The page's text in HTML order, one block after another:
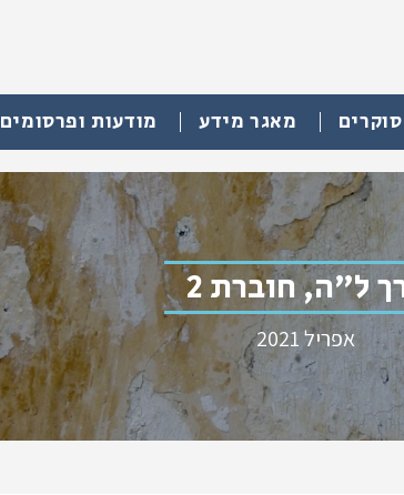
סוקרים מאגר מידע מודעות ופרסומים
ל"ה, חוברת 2
אפריל 2021